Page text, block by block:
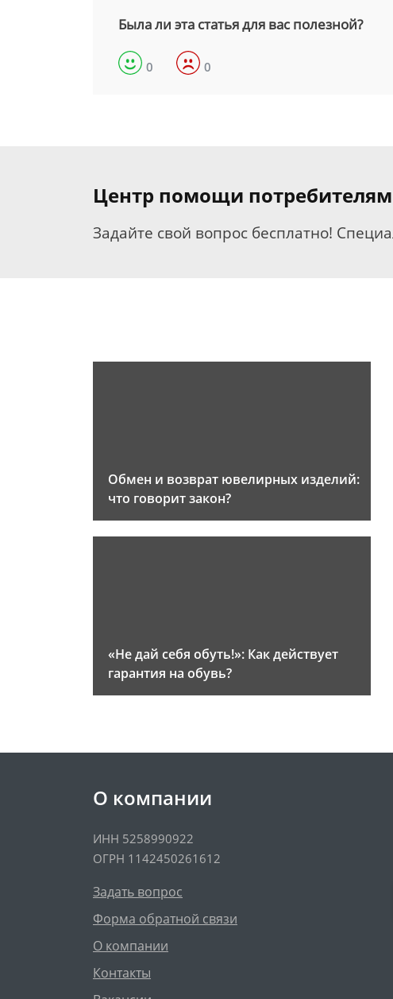
Была ли эта статья для вас полезной?
0 0
Центр помощи потребителям
Задайте свой вопрос бесплатно!
Обмен и возврат ювелирных изделий:
что говорит закон?
«Не дай себя обуть!»: Как действует
гарантия на обувь?
О компании
ИНН 5258990922
ОГРН 1142450261612
Задать вопрос
Форма обратной связи
О компании
Контакты